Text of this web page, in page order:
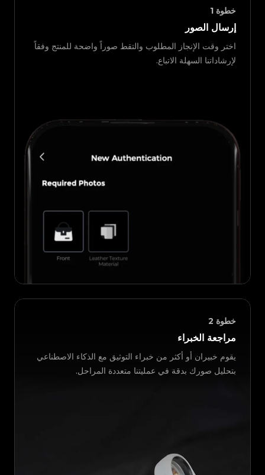
خطوة 1
إرسال الصور
اختر وقت الإنجاز المطلوب والتقط صوراً واضحة للمنتج وفقاً
لإرشاداتنا السهلة الاتباع.
خطوة 2
مراجعة الخبراء
يقوم خبيران أو أكثر من خبراء التوثيق مع الذكاء الاصطناعي
بتحليل صورك بدقة في عمليتنا متعددة المراحل.